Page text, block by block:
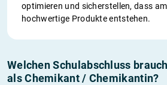
optimieren und sicherstellen, dass
hochwertige Produkte entstehen.
Welchen Schulabschluss
als Chemikant / Chemikantin?